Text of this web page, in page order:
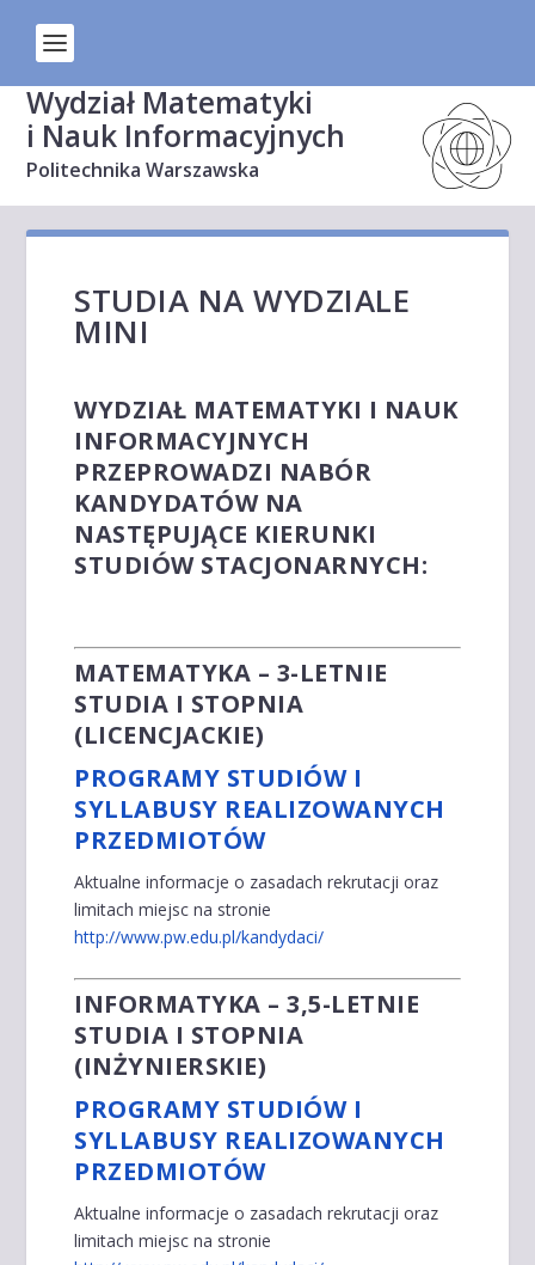
Wydział Matematyki
i Nauk Informacyjnych
Politechnika Warszawska
STUDIA NA WYDZIALE
MINI
WYDZIAŁ MATEMATYKI I NAUK
INFORMACYJNYCH
PRZEPROWADZI NABÓR
KANDYDATÓW NA
NASTĘPUJĄCE KIERUNKI
STUDIÓW STACJONARNYCH:
MATEMATYKA – 3-LETNIE
STUDIA I STOPNIA
(LICENCJACKIE)
PROGRAMY STUDIÓW I
SYLLABUSY REALIZOWANYCH
PRZEDMIOTÓW
Aktualne informacje o zasadach rekrutacji oraz
limitach miejsc na stronie
http://www.pw.edu.pl/kandydaci/
INFORMATYKA – 3,5-LETNIE
STUDIA I STOPNIA
(INŻYNIERSKIE)
PROGRAMY STUDIÓW I
SYLLABUSY REALIZOWANYCH
PRZEDMIOTÓW
Aktualne informacje o zasadach rekrutacji oraz
limitach miejsc na stronie